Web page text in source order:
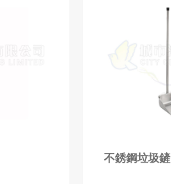
不銹鋼垃圾鏟